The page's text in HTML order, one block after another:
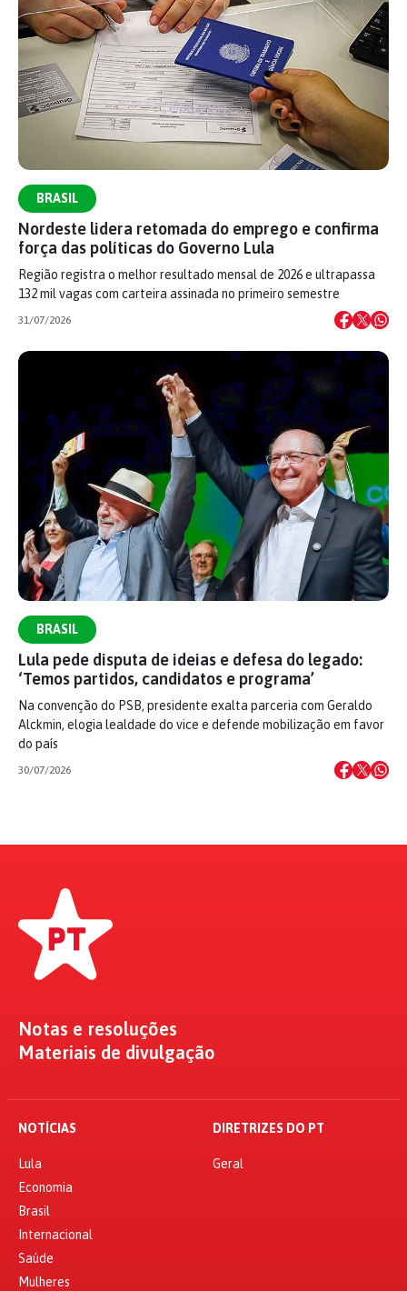
BRASIL
Nordeste lidera retomada do emprego e confirma
força das políticas do Governo Lula
Região registra o melhor resultado mensal de 2026 e ultrapassa
132 mil vagas com carteira assinada no primeiro semestre
31/07/2026
BRASIL
Lula pede disputa de ideias e defesa do legado:
‘Temos partidos, candidatos e programa’
Na convenção do PSB, presidente exalta parceria com Geraldo
Alckmin, elogia lealdade do vice e defende mobilização em favor
do país
30/07/2026
Notas e resoluções
Materiais de divulgação
NOTÍCIAS
Lula
Economia
Brasil
Internacional
Saúde
Mulheres
DIRETRIZES DO PT
Geral